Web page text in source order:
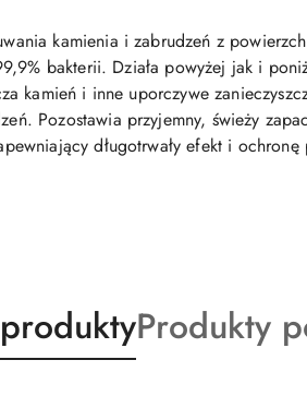
kamienia i zabrudzeń z
bakterii. Działa powyżej jak i
kamień i inne uporczywe
Pozostawia przyjemny, świeży
długotrwały efekt i ochronę
Produkty
o
Produkty